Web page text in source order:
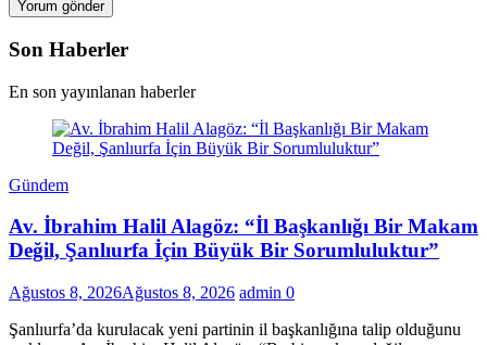
Son Haberler
En son yayınlanan haberler
Gündem
Av. İbrahim Halil Alagöz: “İl Başkanlığı Bir Makam
Değil, Şanlıurfa İçin Büyük Bir Sorumluluktur”
Ağustos 8, 2026Ağustos 8, 2026 admin 0
Şanlıurfa’da kurulacak yeni partinin il başkanlığına talip olduğunu